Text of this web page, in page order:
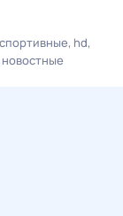
спортивные hd
новостные